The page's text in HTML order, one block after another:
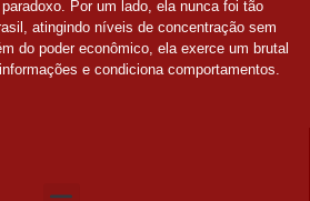
Por um lado, ela nunca foi tão
atingindo níveis de concentração sem
do poder econômico, ela exerce um brutal
e condiciona comportamentos.